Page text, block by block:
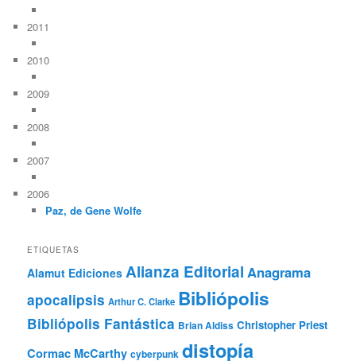
2011
2010
2009
2008
2007
2006
Paz, de Gene Wolfe
ETIQUETAS
Alamut Ediciones Alianza Editorial Anagrama
apocalipsis Arthur C. Clarke Bibliópolis
Bibliópolis Fantástica Brian Aldiss Christopher Priest
Cormac McCarthy cyberpunk distopía